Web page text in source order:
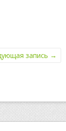
запись →